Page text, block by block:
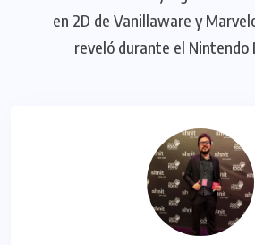
en 2D de Vanillaware y
reveló durante el Nintendo